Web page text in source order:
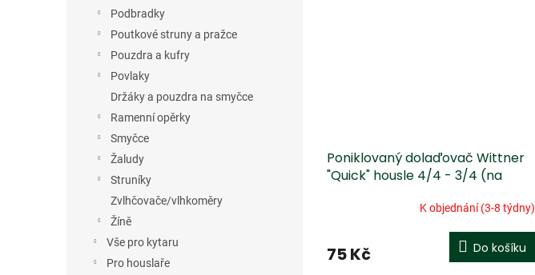
Podbradky
Poutkové struny a pražce
Pouzdra a kufry
Povlaky
Držáky a pouzdra na smyčce
Ramenní opěrky
Smyčce
Žaludy
Struníky
Zvlhčovače/vlhkoměry
Žíně
Vše pro kytaru
Pro houslaře
Poniklovaný dolaďovač Wittner
"Quick" housle 4/4 - 3/4 (na
K objednání (3-8 týdny)
75 Kč Do košíku